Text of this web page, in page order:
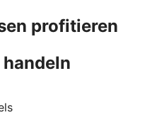
profitieren